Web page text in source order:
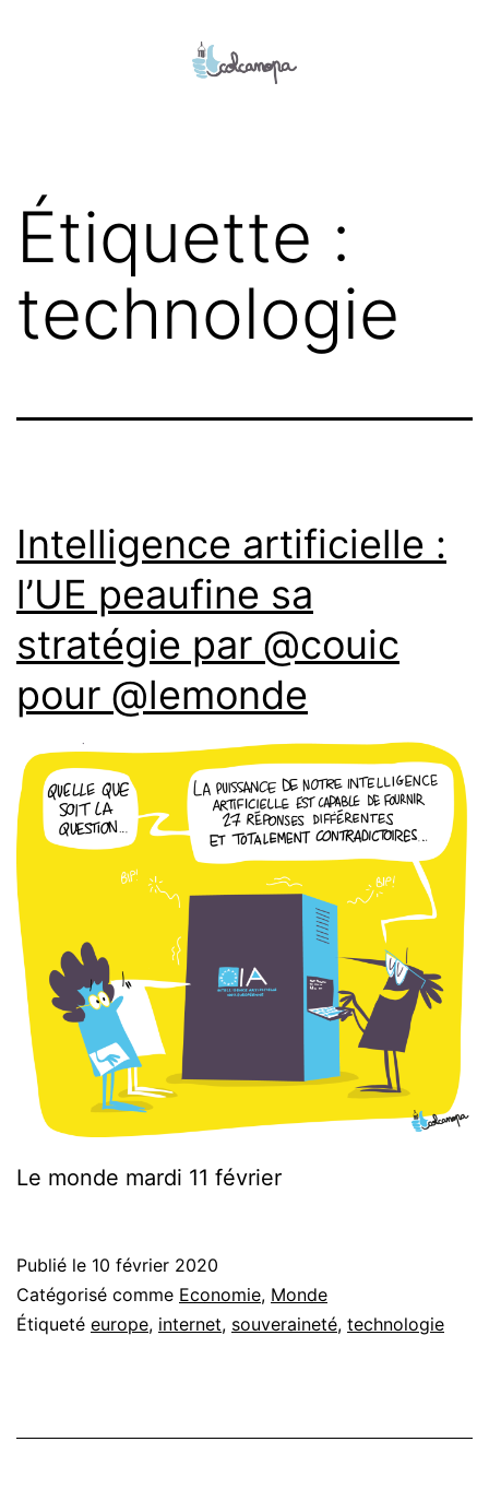
Étiquette :
technologie
Intelligence artificielle :
l’UE peaufine sa
stratégie par @couic
pour @lemonde
Le monde mardi 11 février
Publié le 10 février 2020
Catégorisé comme Economie, Monde
Étiqueté europe, internet, souveraineté, technologie